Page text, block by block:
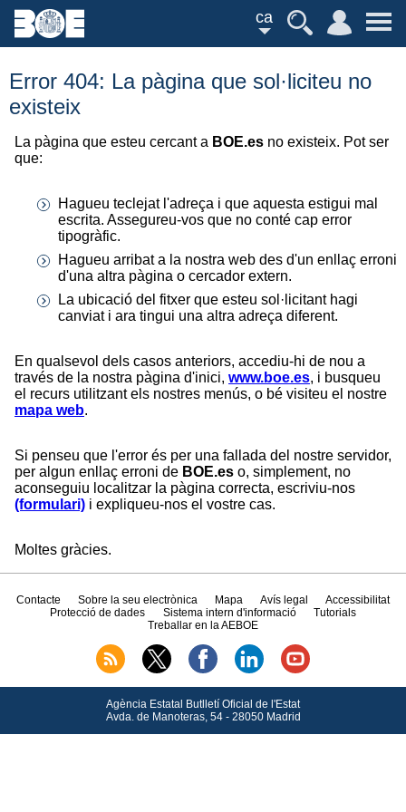
ca
Error 404: La pàgina que sol·liciteu no
existeix
La pàgina que esteu cercant a BOE.es no existeix. Pot ser
que:
Hagueu teclejat l'adreça i que aquesta estigui mal
escrita. Assegureu-vos que no conté cap error
tipogràfic.
Hagueu arribat a la nostra web des d'un enllaç erroni
d'una altra pàgina o cercador extern.
La ubicació del fitxer que esteu sol·licitant hagi
canviat i ara tingui una altra adreça diferent.
En qualsevol dels casos anteriors, accediu-hi de nou a
través de la nostra pàgina d'inici, www.boe.es, i busqueu
el recurs utilitzant els nostres menús, o bé visiteu el nostre
mapa web.
Si penseu que l'error és per una fallada del nostre servidor,
per algun enllaç erroni de BOE.es o, simplement, no
aconseguiu localitzar la pàgina correcta, escriviu-nos
(formulari) i expliqueu-nos el vostre cas.
Moltes gràcies.
Contacte Sobre la seu electrònica Mapa Avís legal
Accessibilitat
Protecció de dades
Sistema intern d'informació
Tutorials
Treballar en la AEBOE
Agència Estatal Butlletí Oficial de l'Estat
Avda.de Manoteras, 54 - 28050 Madrid